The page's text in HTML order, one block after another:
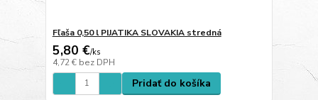
Fľaša 0,50 l PIJATIKA SLOVAKIA stredná
5,80 €/ks
4,72 € bez DPH
Pridať do košíka